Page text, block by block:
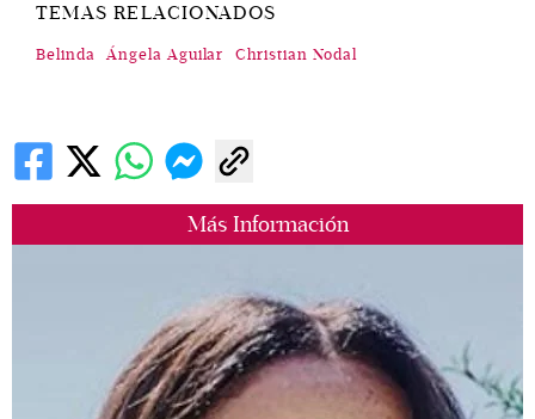
Más Información
TEMAS RELACIONADOS
Belinda Ángela Aguilar Christian Nodal